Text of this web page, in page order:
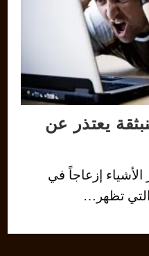
يعتذر عن
إزعاجاً في
التي تظهر…